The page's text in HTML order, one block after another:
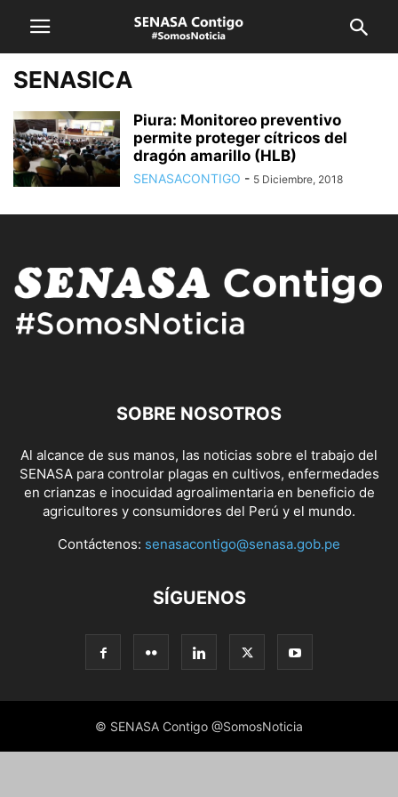
SENASICA
Piura: Monitoreo preventivo
permite proteger cítricos del
dragón amarillo (HLB)
SENASACONTIGO - 5 Diciembre, 2018
SOBRE NOSOTROS
Al alcance de sus manos, las noticias sobre el trabajo del
SENASA para controlar plagas en cultivos, enfermedades
en crianzas e inocuidad agroalimentaria en beneficio de
agricultores y consumidores del Perú y el mundo.
Contáctenos: senasacontigo@senasa.gob.pe
SÍGUENOS
© SENASA Contigo @SomosNoticia